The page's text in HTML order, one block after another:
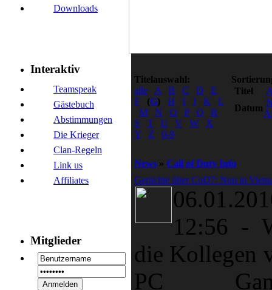
Downloads
Interaktiv
Teamspeak
Gästebuch
Abstimmungen
Die Krieger
Clan-Regeln
Link us
Affiliates
Mitglieder
Titelauswahl:
alle
A B C D
E
F
(G) H I J K
L
M
N O P Q
R
S
T U V W
X
Y
Z 0-9
Titel
Datum
News » Call of Duty Info
Gerüchte über CoD7: Nun in
12:56 -
die Kollegen
PC